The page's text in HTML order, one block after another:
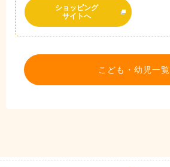
ショッピング
サイトへ
こども・幼児一覧